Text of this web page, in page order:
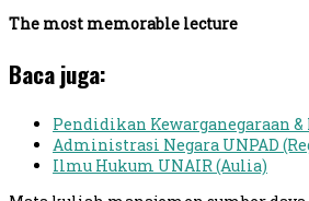
The most memorable lecture
Baca juga:
Pendidikan Kewarganegaraan &
Administrasi Negara UNPAD
Ilmu Hukum UNAIR (Aulia)